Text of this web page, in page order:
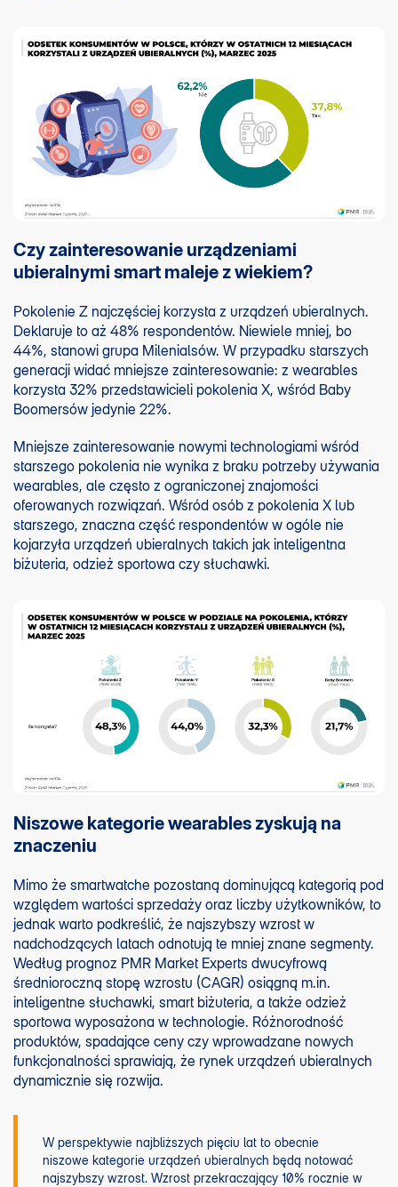
Czy zainteresowanie urządzeniami
ubieralnymi smart maleje z wiekiem?
Pokolenie Z najczęściej korzysta z urządzeń ubieralnych.
Deklaruje to aż 48% respondentów. Niewiele mniej, bo
44%, stanowi grupa Milenialsów. W przypadku starszych
generacji widać mniejsze zainteresowanie: z wearables
korzysta 32% przedstawicieli pokolenia X, wśród Baby
Boomersów jedynie 22%.
Mniejsze zainteresowanie nowymi technologiami wśród
starszego pokolenia nie wynika z braku potrzeby używania
wearables, ale często z ograniczonej znajomości
oferowanych rozwiązań. Wśród osób z pokolenia X lub
starszego, znaczna część respondentów w ogóle nie
kojarzyła urządzeń ubieralnych takich jak inteligentna
biżuteria, odzież sportowa czy słuchawki.
Niszowe kategorie wearables zyskują na
znaczeniu
Mimo że smartwatche pozostaną dominującą kategorią pod
względem wartości sprzedaży oraz liczby użytkowników, to
jednak warto podkreślić, że najszybszy wzrost w
nadchodzących latach odnotują te mniej znane segmenty.
Według prognoz PMR Market Experts dwucyfrową
średnioroczną stopę wzrostu (CAGR) osiągną m.in.
inteligentne słuchawki, smart biżuteria, a także odzież
sportowa wyposażona w technologie. Różnorodność
produktów, spadające ceny czy wprowadzane nowych
funkcjonalności sprawiają, że rynek urządzeń ubieralnych
dynamicznie się rozwija.
W perspektywie najbliższych pięciu lat to obecnie
niszowe kategorie urządzeń ubieralnych będą notować
najszybszy wzrost. Wzrost przekraczający 10% rocznie w